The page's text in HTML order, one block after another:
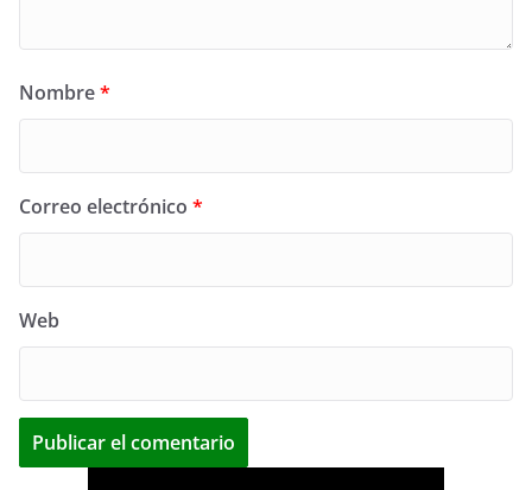
Nombre*
Correo electrónico *
Web